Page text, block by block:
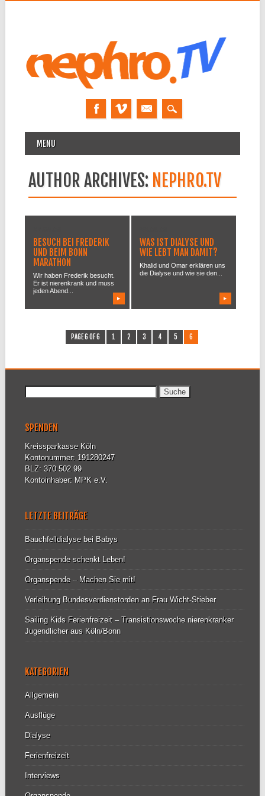
MAIN MENU
MENU
AUTHOR ARCHIVES: NEPHRO.TV
BESUCH BEI FREDERIK
UND BEIM BONN
MARATHON
Wir haben Frederik besucht.
Er ist nierenkrank und muss
jeden Abend...
▶
WAS IST DIALYSE UND
WIE LEBT MAN DAMIT?
Khalid und Omar erklären uns
die Dialyse und wie sie den...
▶
PAGE 6 OF 6 1 2 3 4 5 6
SPENDEN
Kreissparkasse Köln
Kontonummer: 191280247
BLZ: 370 502 99
Kontoinhaber: MPK e.V.
LETZTE BEITRÄGE
Bauchfelldialyse bei Babys
Organspende schenkt Leben!
Organspende – Machen Sie mit!
Verleihung Bundesverdienstorden an Frau Wicht-Stieber
Sailing Kids Ferienfreizeit – Transistionswoche nierenkranker
Jugendlicher aus Köln/Bonn
KATEGORIEN
Allgemein
Ausflüge
Dialyse
Ferienfreizeit
Interviews